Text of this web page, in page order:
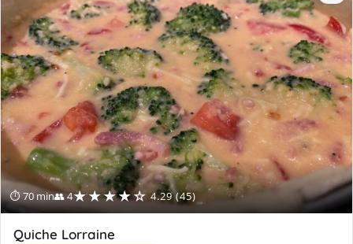
⏱ 70 min👥 4★★★★☆ 4.29 (45)
Quiche Lorraine